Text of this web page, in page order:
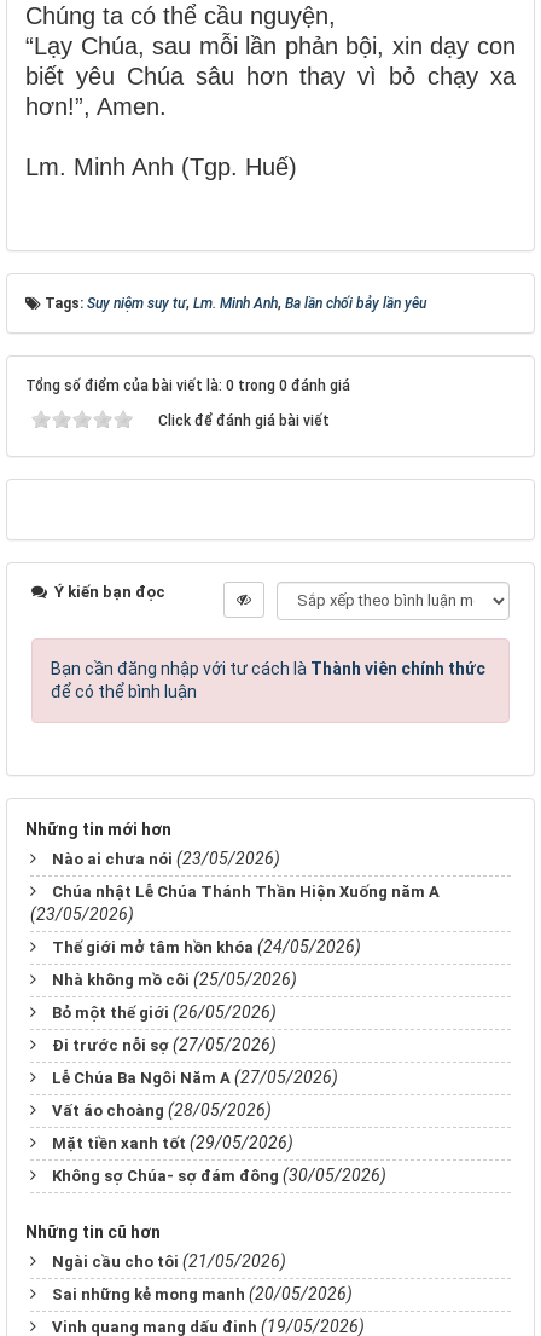
Chúng ta có thể cầu nguyện,
“Lạy Chúa, sau mỗi lần phản bội, xin dạy con
biết yêu Chúa sâu hơn thay vì bỏ chạy xa
hơn!”, Amen.
Lm. Minh Anh (Tgp. Huế)
Tags: Suy niệm suy tư, Lm. Minh Anh, Ba lần chối bảy lần yêu
Tổng số điểm của bài viết là: 0 trong 0 đánh giá
Click để đánh giá bài viết
Ý kiến bạn đọc
Bạn cần đăng nhập với tư cách là Thành viên chính thức
để có thể bình luận
Những tin mới hơn
Nào ai chưa nói (23/05/2026)
Chúa nhật Lễ Chúa Thánh Thần Hiện Xuống năm A
(23/05/2026)
Thế giới mở tâm hồn khóa (24/05/2026)
Nhà không mồ côi (25/05/2026)
Bỏ một thế giới (26/05/2026)
Đi trước nỗi sợ (27/05/2026)
Lễ Chúa Ba Ngôi Năm A (27/05/2026)
Vất áo choàng (28/05/2026)
Mặt tiền xanh tốt (29/05/2026)
Không sợ Chúa- sợ đám đông (30/05/2026)
Những tin cũ hơn
Ngài cầu cho tôi (21/05/2026)
Sai những kẻ mong manh (20/05/2026)
Vinh quang mang dấu đinh (19/05/2026)